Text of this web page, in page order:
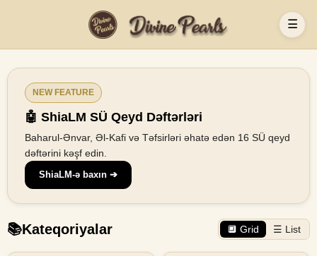
☰
NEW FEATURE
🤖 ShiaLM SÜ Qeyd Dəftərləri
Baharul-Ənvar, Əl-Kafi və Təfsirləri əhatə edən 16 SÜ qeyd
dəftərini kəşf edin.
ShiaLM-ə baxın ➔
📚Kateqoriyalar 🔲 Grid ☰ List